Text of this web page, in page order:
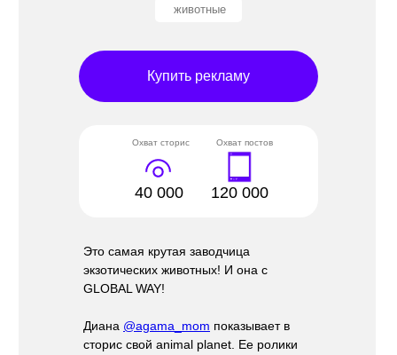
животные
40 000 120 000
Охват сторис Охват постов
Это самая крутая заводчица
экзотических животных! И она с
GLOBAL WAY!
Диана @agama_mom показывает в
сторис свой animal planet. Ее ролики
Купить рекламу